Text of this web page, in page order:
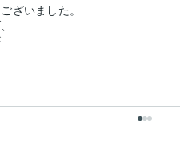
ざいました。